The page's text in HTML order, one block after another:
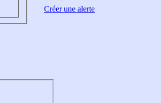
Créer une alerte